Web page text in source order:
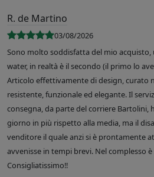
R. de Martino
03/08/2026
Sono molto soddisfatta del mio
water, in realtà è il secondo (il primo lo
Articolo effettivamente di design, curato
resistente, funzionale ed elegante. Il
consegna, da parte del corriere
giorno in più rispetto alla media, ma il
venditore il quale anzi si è prontamente
avvenisse in tempi brevi. Nel complesso
Consigliatissimo!!